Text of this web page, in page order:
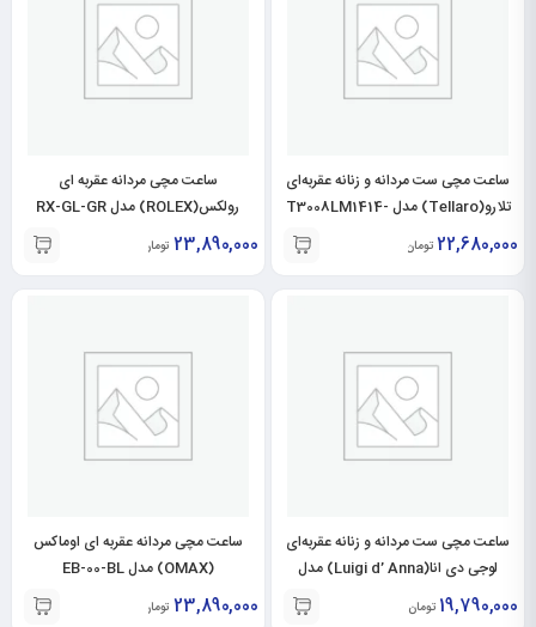
ساعت مچی ست مردانه و زنانه عقربه‌ای
تلارو(Tellaro) مدل T3008LM1414-
T3008GM141422,680,000 تومان
ساعت مچی مردانه عقربه ای
رولکس(ROLEX) مدل RX-GL-GR
23,890,000 تومان
ساعت مچی ست مردانه و زنانه عقربه‌ای
لوجی دی انا(Luigi d’ Anna) مدل
LDAG2180-LDAL2179-SL19,790,000 تومان
ساعت مچی مردانه عقربه ای اوماکس
(OMAX) مدل EB-00-BL
23,890,000 تومان